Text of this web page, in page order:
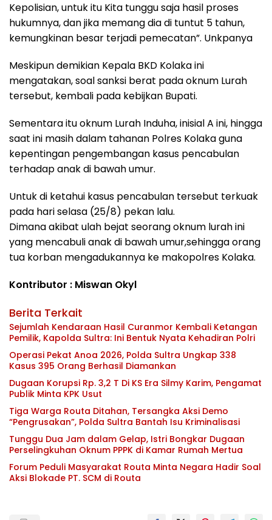
Kepolisian, untuk itu Kita tunggu saja hasil proses
hukumnya, dan jika memang dia di tuntut 5 tahun,
kemungkinan besar terjadi pemecatan”. Unkpanya
Meskipun demikian Kepala BKD Kolaka ini
mengatakan, soal sanksi berat pada oknum Lurah
tersebut, kembali pada kebijkan Bupati.
Sementara itu oknum Lurah Induha, inisial A ini, hingga
saat ini masih dalam tahanan Polres Kolaka guna
kepentingan pengembangan kasus pencabulan
terhadap anak di bawah umur.
Untuk di ketahui kasus pencabulan tersebut terkuak
pada hari selasa (25/8) pekan lalu.
Dimana akibat ulah bejat seorang oknum lurah ini
yang mencabuli anak di bawah umur,sehingga orang
tua korban mengadukannya ke makopolres Kolaka.
Kontributor : Miswan Okyl
Berita Terkait
Sejumlah Kendaraan Hasil Curanmor Kembali Ketangan
Pemilik, Kapolda Sultra: Ini Bentuk Nyata Kehadiran Polri
Operasi Pekat Anoa 2026, Polda Sultra Ungkap 338
Kasus 395 Orang Berhasil Diamankan
Dugaan Korupsi Rp. 3,2 T Di KS Era Silmy Karim, Pengamat
Publik Minta KPK Usut
Tiga Warga Routa Ditahan, Tersangka Aksi Demo
“Pengrusakan”, Polda Sultra Bantah Isu Kriminalisasi
Tunggu Dua Jam dalam Gelap, Istri Bongkar Dugaan
Perselingkuhan Oknum PPPK di Kamar Rumah Mertua
Forum Peduli Masyarakat Routa Minta Negara Hadir Soal
Aksi Blokade PT. SCM di Routa